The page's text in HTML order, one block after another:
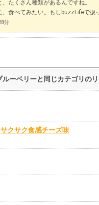
たくさん種類があるんですね。
、食べてみたい。もしbuzzLifeで扱
分
ルーベリーと同じカテゴリの
クサク食感チーズ味